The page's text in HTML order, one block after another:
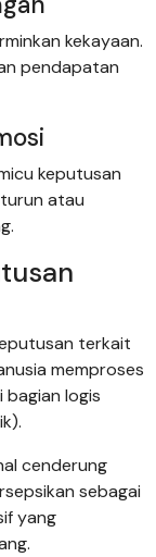
kekayaan.
pendapatan
keputusan
atau
terkait
memproses
bagian logis
cenderung
sebagai
yang